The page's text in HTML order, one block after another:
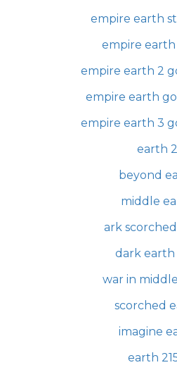
empire earth
empire earth
empire earth 2
empire earth
empire earth 3
earth 2
beyond
middle
ark
dark earth
war in
scorched
imagine
earth